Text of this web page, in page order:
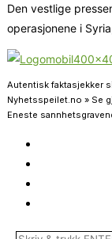
Den vestlige
operasjonene i
Autentisk faktasjekker
Nyhetsspeilet.no » Se
Eneste